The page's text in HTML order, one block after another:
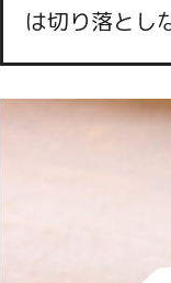
は切り落とし